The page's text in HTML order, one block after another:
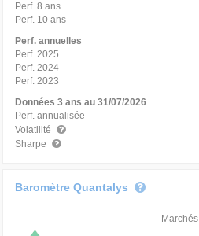
Perf. 8 ans
Perf. 10 ans
Perf. annuelles
Perf. 2025
Perf. 2024
Perf. 2023
Données 3 ans au 31/07/2026
Perf. annualisée
Volatilité
Sharpe
Baromètre Quantalys
Marchés